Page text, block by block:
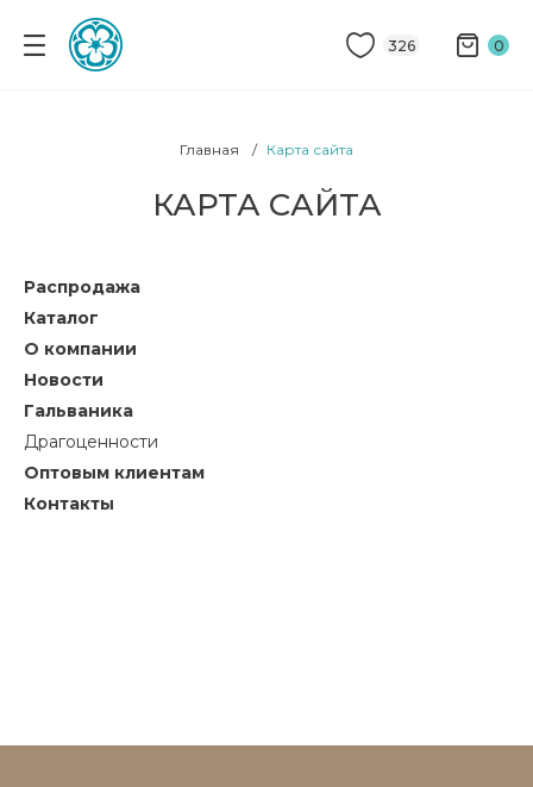
326 0
Главная Карта сайта
КАРТА САЙТА
Распродажа
Каталог
О компании
Новости
Гальваника
Драгоценности
Оптовым клиентам
Контакты